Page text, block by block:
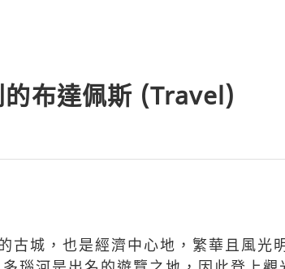
布達佩斯 (Travel)
古城，也是經濟中心地，繁華且風光